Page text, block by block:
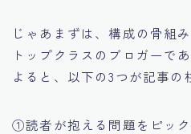
じゃあまずは、構成の骨組
トップクラスのブロガーで
よると、以下の3つが記事の
①読者が抱える問題をピッ